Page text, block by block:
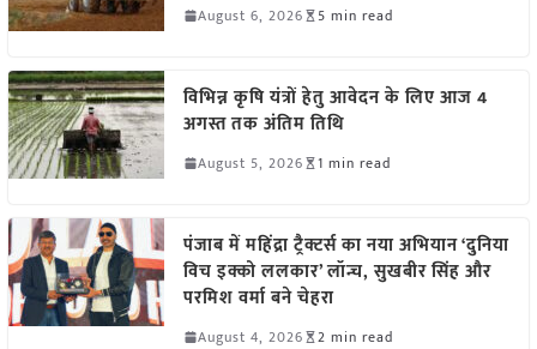
August 6, 2026 5 min read
विभिन्न कृषि यंत्रों हेतु आवेदन के लिए आज 4
अगस्त तक अंतिम तिथि
August 5, 2026 1 min read
पंजाब में महिंद्रा ट्रैक्टर्स का नया अभियान ‘दुनिया
विच इक्को ललकार’ लॉन्च, सुखबीर सिंह और
परमिश वर्मा बने चेहरा
August 4, 2026 2 min read